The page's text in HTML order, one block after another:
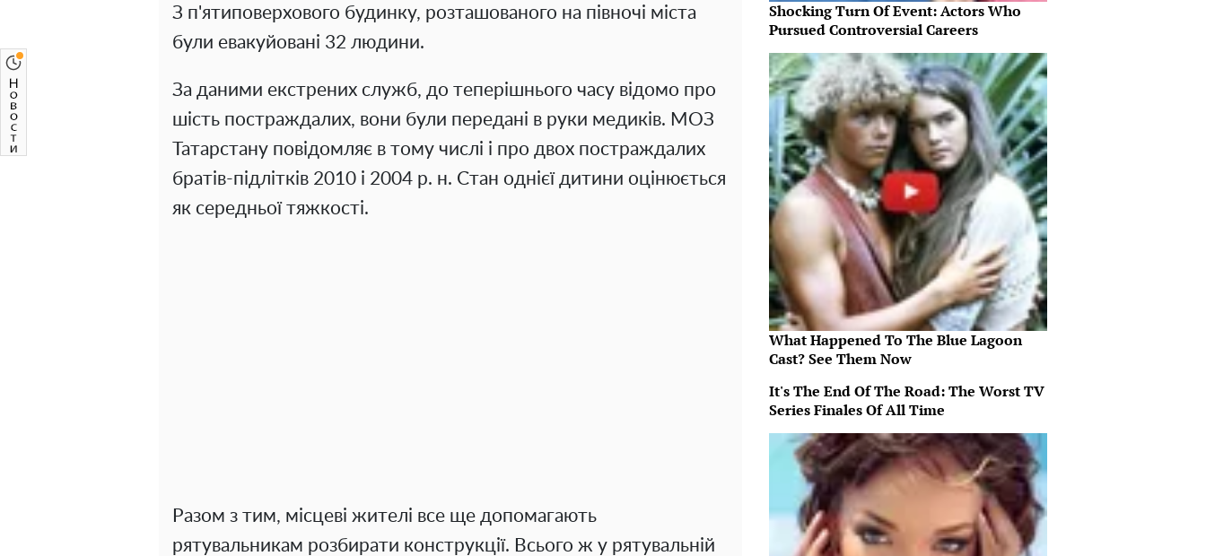
З п'ятиповерхового будинку, розташованого на півночі міста
були евакуйовані 32 людини.
За даними екстрених служб, до теперішнього часу відомо про
шість постраждалих, вони були передані в руки медиків. МОЗ
Татарстану повідомляє в тому числі і про двох постраждалих
братів-підлітків 2010 і 2004 р. н. Стан однієї дитини оцінюється
як середньої тяжкості.
Разом з тим, місцеві жителі все ще допомагають
рятувальникам розбирати конструкції. Всього ж у рятувальній
Shocking Turn Of Event: Actors Who
Pursued Controversial Careers
What Happened To The Blue Lagoon
Cast? See Them Now
It's The End Of The Road: The Worst TV
Series Finales Of All Time